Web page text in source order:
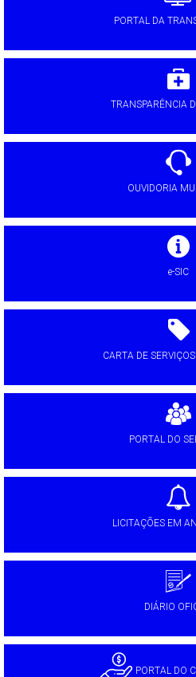
PORTAL DA
TRANSPARÊNCIA
OUVIDORIA
e-SIC
CARTA DE
PORTAL DO
LICITAÇÕES EM
DIÁRIO
PORTAL DO